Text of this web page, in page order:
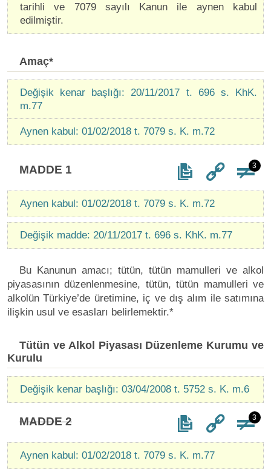
tarihli ve 7079 sayılı Kanun ile aynen kabul
edilmiştir.
Amaç*
Değişik kenar başlığı: 20/11/2017 t. 696 s. KhK.
m.77
Aynen kabul: 01/02/2018 t. 7079 s. K. m.72
MADDE 1 3
Aynen kabul: 01/02/2018 t. 7079 s. K. m.72
Değişik madde: 20/11/2017 t. 696 s. KhK. m.77
Bu Kanunun amacı; tütün, tütün mamulleri ve alkol
piyasasının düzenlenmesine, tütün, tütün mamulleri ve
alkolün Türkiye’de üretimine, iç ve dış alım ile satımına
ilişkin usul ve esasları belirlemektir.*
Tütün ve Alkol Piyasası Düzenleme Kurumu ve
Kurulu
Değişik kenar başlığı: 03/04/2008 t. 5752 s. K. m.6
MADDE 2 3
Aynen kabul: 01/02/2018 t. 7079 s. K. m.77